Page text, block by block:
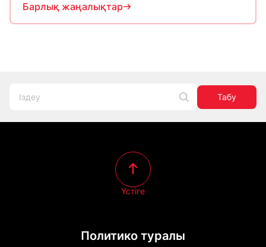
Барлық жаңалықтар
Табу
Политико туралы
Үстіге